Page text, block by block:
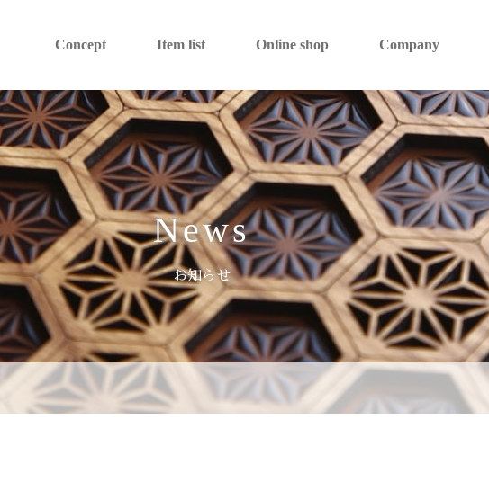
Concept Item list Online shop Company
News
お知らせ